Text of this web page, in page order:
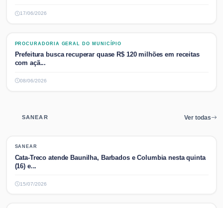
17/06/2026
PROCURADORIA GERAL DO MUNICÍPIO
PROCURADORIA GERAL DO MUNICÍPIO
Prefeitura busca recuperar quase R$ 120 milhões em receitas
com açã...
08/06/2026
SANEAR Ver todas
SANEAR
SANEAR
Cata-Treco atende Baunilha, Barbados e Columbia nesta quinta
(16) e...
15/07/2026